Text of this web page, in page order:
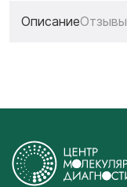
ОписаниеОтзывы